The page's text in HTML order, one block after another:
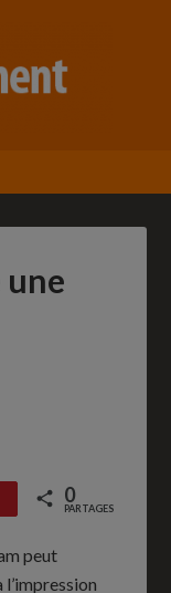
une
Enregistrer
0
PARTAGES
peut